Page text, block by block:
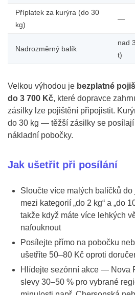
Příplatek za kurýra (do 30
kg)
—
Nadrozměrný balík
nad
t)
Velkou výhodou je bezplatné
do 3 700 Kč, které dopravce
zásilky lze pojištění připojistit.
do 30 kg — těžší zásilky se
nákladní pobočky.
Jak ušetřit při posílání
Sloučte více malých balíčků
mezi kategorií „do 2 kg“ a „do
takže když máte více lehkých
nafouknout
Posílejte přímo na pobočku
ušetříte 50–80 Kč oproti
Hlídejte sezónní akce — Nova
slevy 30–50 % pro vybrané